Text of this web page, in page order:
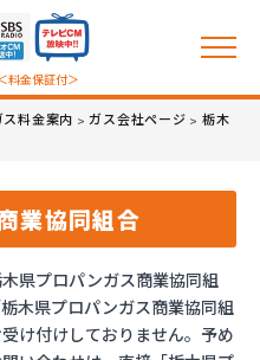
料金保証付＞
料金案内 >ガス会社ページ > 栃木
業協同組合
県プロパンガス商業協同組
木県プロパンガス商業協同組
け付けしておりません。予め